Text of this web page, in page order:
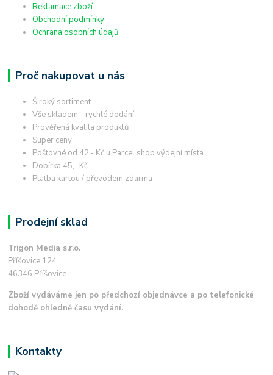
Reklamace zboží
Obchodní podmínky
Ochrana osobních údajů
Proč nakupovat u nás
Široký sortiment
Vše skladem - rychlé dodání
Prověřená kvalita produktů
Super ceny
Poštovné od 42,- Kč u Parcel shop výdejní místa
Dobírka 45,- Kč
Platba kartou / převodem zdarma
Prodejní sklad
Trigon Media s.r.o.
Příšovice 124
46346 Příšovice
Zboží vydáváme jen po předchozí objednávce a po telefonické
dohodě ohledně času vydání.
Kontakty